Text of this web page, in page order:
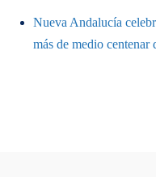
Nueva Andalucía
más de medio centenar